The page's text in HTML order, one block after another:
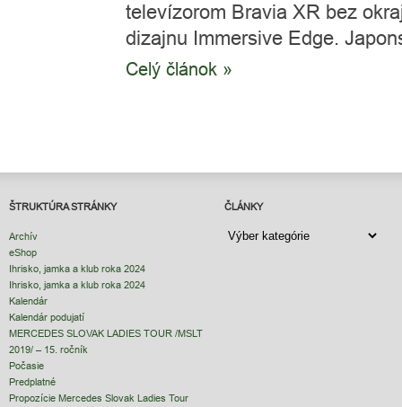
televízorom Bravia XR bez
dizajnu Immersive Edge.
Celý článok »
ŠTRUKTÚRA STRÁNKY
Archív
eShop
Ihrisko, jamka a klub roka 2024
Ihrisko, jamka a klub roka 2024
Kalendár
Kalendár podujatí
MERCEDES SLOVAK LADIES TOUR /MSLT
2019/ – 15. ročník
Počasie
Predplatné
Propozície Mercedes Slovak Ladies Tour
ČLÁNKY
ČLÁNKY